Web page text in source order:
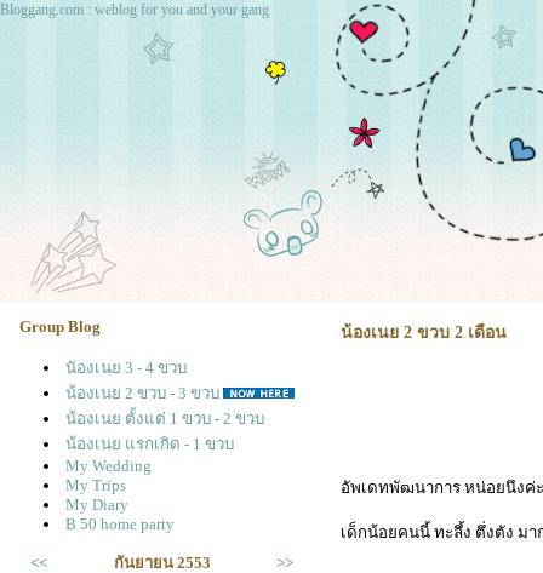
Bloggang.com : weblog for you and your gang
Group Blog
นัองเนย 3 - 4 ขวบ
น้องเนย 2 ขวบ - 3 ขวบ
น้องเนย ตั้งแต่ 1 ขวบ - 2 ขวบ
น้องเนย แรกเกิด - 1 ขวบ
My Wedding
My Trips
My Diary
B 50 home party
<< กันยายน 2553 >>
น้องเนย 2 ขวบ 2 เดือน
อัพเดทพัฒนาการ หน่อยนึงค่ะ
เด็กน้อยคนนี้ ทะลึ้ง ตึ่งตัง มา